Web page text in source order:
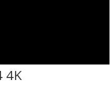
4K